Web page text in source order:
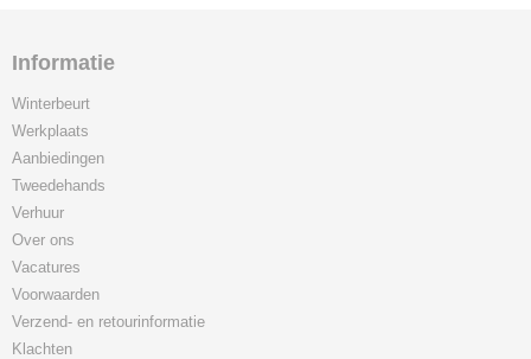
Informatie
Winterbeurt
Werkplaats
Aanbiedingen
Tweedehands
Verhuur
Over ons
Vacatures
Voorwaarden
Verzend- en retourinformatie
Klachten